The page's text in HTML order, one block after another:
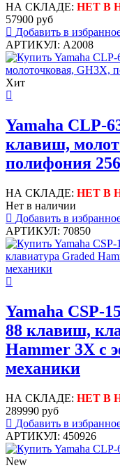
НА СКЛАДЕ: НЕТ В
57900 руб
Добавить в
АРТИКУЛ: A2008
Хит
Yamaha CLP-
клавиш,
полифония
НА СКЛАДЕ: НЕТ В
Нет в наличии
Добавить в
АРТИКУЛ: 70850
Yamaha CSP-
88 клавиш,
Hammer 3X с
механики
НА СКЛАДЕ: НЕТ В
289990 руб
Добавить в
АРТИКУЛ: 450926
New